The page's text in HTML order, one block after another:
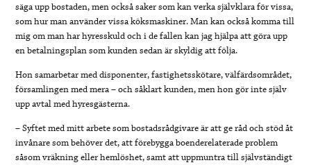
säga upp bostaden, men också saker som kan verka självklara för vissa,
som hur man använder vissa köksmaskiner. Man kan också komma till
mig om man har hyresskuld och i de fallen kan jag hjälpa att göra upp
en betalningsplan som kunden sedan är skyldig att följa.
Hon samarbetar med disponenter, fastighetsskötare, välfärdsområdet,
församlingen med mera – och såklart kunden, men hon gör inte själv
upp avtal med hyresgästerna.
– Syftet med mitt arbete som bostadsrådgivare är att ge råd och stöd åt
invånare som behöver det, att förebygga boenderelaterade problem
såsom vräkning eller hemlöshet, samt att uppmuntra till självständigt